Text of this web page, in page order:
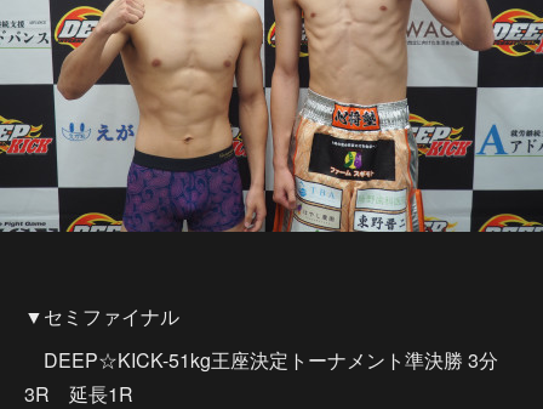
▼セミファイナル
DEEP☆KICK-51kg王座決定トーナメント準決勝 3分
3R 延長1R